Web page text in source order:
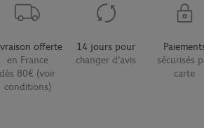
offerte
en France
dès 80€ (voir
conditions)
14 jours pour
changer d'avis
sécurisés
carte